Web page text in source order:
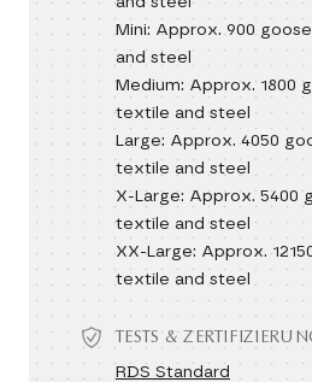
Mini: Approx. 900
and steel
Medium: Approx. 1800
textile and steel
Large: Approx. 4050
textile and steel
X-Large: Approx. 5400
textile and steel
XX-Large: Approx.
textile and steel
TESTS &
RDS Standard